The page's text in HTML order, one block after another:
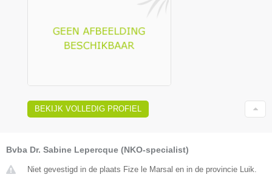
BEKIJK VOLLEDIG PROFIEL
Bvba Dr. Sabine Lepercque (NKO-specialist)
Niet gevestigd in de plaats Fize le Marsal en in de provincie Luik.